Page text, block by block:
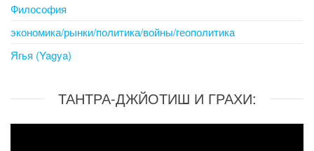
Философия
экономика/рынки/политика/войны/геополитика
Ягья (Yagya)
ТАНТРА-ДЖЙОТИШ И ГРАХИ: